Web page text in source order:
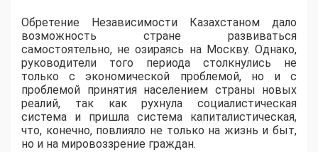
Обретение Независимости Казахстаном дало
возможность стране развиваться
самостоятельно, не озираясь на Москву. Однако,
руководители того периода столкнулись не
только с экономической проблемой, но и с
проблемой принятия населением страны новых
реалий, так как рухнула социалистическая
система и пришла система капиталистическая,
что, конечно, повлияло не только на жизнь и быт,
но и на мировоззрение граждан.